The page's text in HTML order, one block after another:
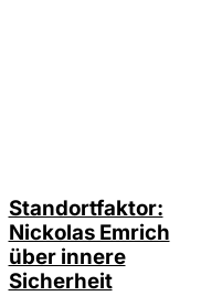
Standortfaktor:
Nickolas Emrich
über innere
Sicherheit